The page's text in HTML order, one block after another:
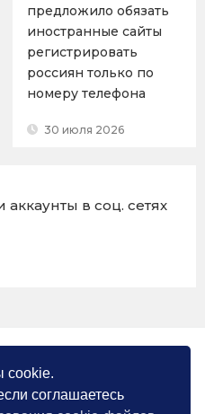
предложило обязать
иностранные сайты
регистрировать
россиян только по
номеру телефона
30 июля 2026
в соц. сетях
Прав СМИ»
cookie.
соглашаетесь